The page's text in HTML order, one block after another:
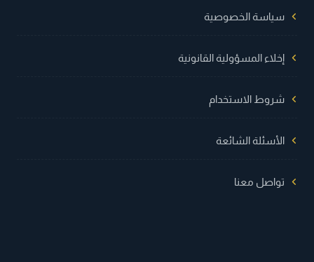
سياسة الخصوصية
إخلاء المسؤولية القانونية
شروط الاستخدام
الأسئلة الشائعة
تواصل معنا